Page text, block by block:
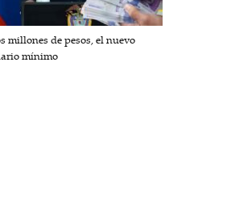
millones de pesos, el nuevo
mínimo